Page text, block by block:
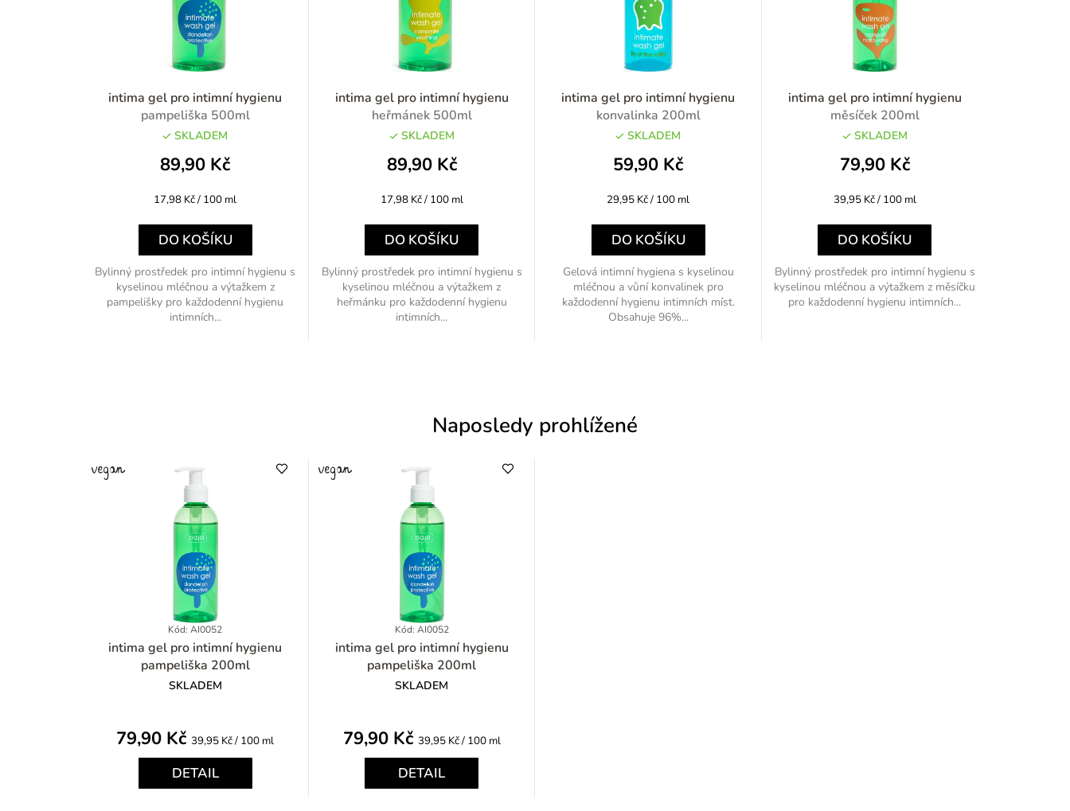
intima gel pro intimní hygienu
pampeliška 500ml
SKLADEM
89,90 Kč
Měrná
17,98 Kč / 100 ml
DO KOŠÍKU
Bylinný prostředek pro intimní hygienu s
kyselinou mléčnou a výtažkem z
pampelišky pro každodenní hygienu
intimních...
intima gel pro intimní hygienu
heřmánek 500ml
SKLADEM
89,90 Kč
Měrná
17,98 Kč / 100 ml
DO KOŠÍKU
Bylinný prostředek pro intimní hygienu s
kyselinou mléčnou a výtažkem z
heřmánku pro každodenní hygienu
intimních...
intima gel pro intimní hygienu
konvalinka 200ml
SKLADEM
59,90 Kč
Měrná
29,95 Kč / 100 ml
DO KOŠÍKU
Gelová intimní hygiena s kyselinou
mléčnou a vůní konvalinek pro
každodenní hygienu intimních míst.
Obsahuje 96%...
intima gel pro intimní hygienu
měsíček 200ml
SKLADEM
79,90 Kč
Měrná
39,95 Kč / 100 ml
DO KOŠÍKU
Bylinný prostředek pro intimní hygienu s
kyselinou mléčnou a výtažkem z měsíčku
pro každodenní hygienu intimních...
Naposledy prohlížené
Kód: AI0052
intima gel pro intimní hygienu
pampeliška 200ml
SKLADEM
79,90 KčMěrná
cena:
39,95 Kč / 100 ml
DETAIL
Kód: AI0052
intima gel pro intimní hygienu
pampeliška 200ml
SKLADEM
79,90 Kč Měrná
cena:
39,95 Kč / 100 ml
DETAIL